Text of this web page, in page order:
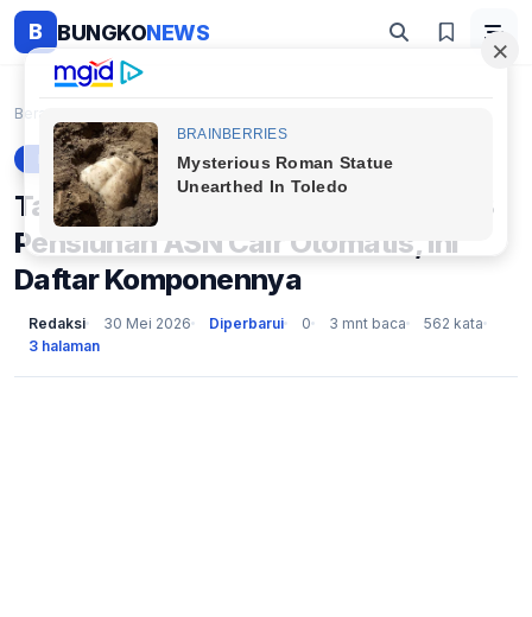
B BUNGKONEWS
Beranda
BERITA
Tak Perlu Ngurus Berkas! Gaji ke-13
Pensiunan ASN Cair Otomatis, Ini
Daftar Komponennya
Redaksi 30 Mei 2026 Diperbarui 0 3 mnt baca
562 kata
3 halaman